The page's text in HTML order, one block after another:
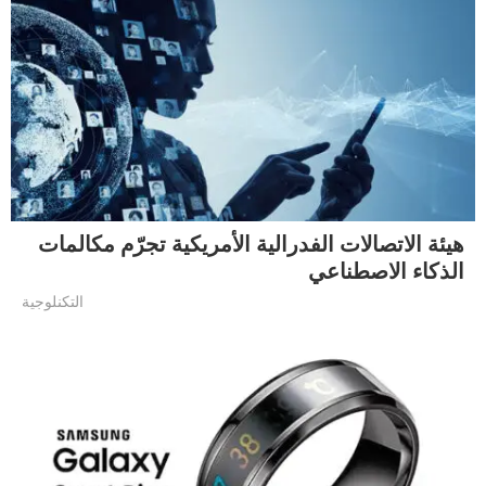
هيئة الاتصالات الفدرالية الأمريكية تجرّم مكالمات
الذكاء الاصطناعي
التكنلوجية